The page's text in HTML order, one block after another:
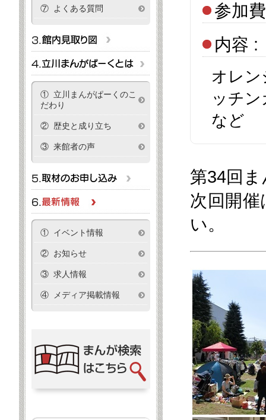
参加
内容 :
オレン
ッチ
など
第34回
次回開
い。
⑦ よくある質問
① 立川まんがぱーくのこ
だわり
② 歴史と成り立ち
③ 来館者の声
① イベント情報
② お知らせ
③ 求人情報
④ メディア掲載情報